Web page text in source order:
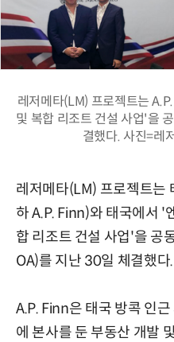
레저메타(LM) 프로젝트는
및 복합 리조트 건설 사업'을
결했다. 사진=레
레저메타(LM) 프로젝트는
하 A.P. Finn)와 태국에서 '
합 리조트 건설 사업'을 공
OA)를 지난 30일 체결했다.
A.P. Finn은 태국 방콕 인
에 본사를 둔 부동산 개발